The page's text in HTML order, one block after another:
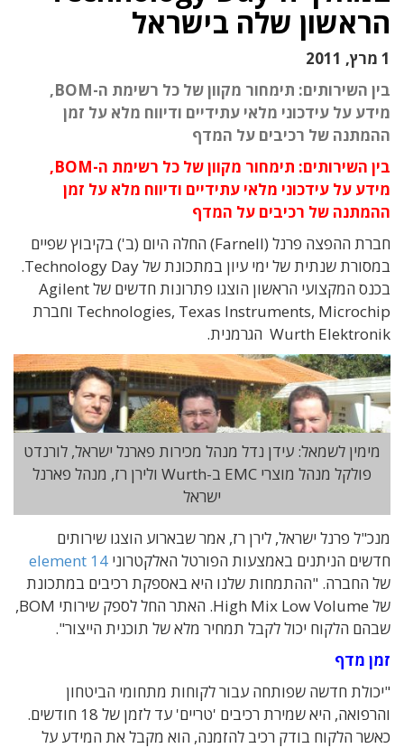
הראשון שלה בישראל
1 מרץ, 2011
בין השירותים: תימחור מקוון של כל רשימת ה-BOM,
מידע על עידכוני מלאי עתידיים ודיווח מלא על זמן
ההמתנה של רכיבים על המדף
בין השירותים: תימחור מקוון של כל רשימת ה-BOM,
מידע על עידכוני מלאי עתידיים ודיווח מלא על זמן
ההמתנה של רכיבים על המדף
חברת ההפצה פרנל (Farnell) החלה היום (ב') בקיבוץ שפיים
במסורת שנתית של ימי עיון במתכונת של Technology Day.
בכנס המקצועי הראשון הוצגו פתרונות חדשים של Agilent
Technologies, Texas Instruments, Microchip וחברת
Wurth Elektronik הגרמנית.
מימין לשמאל: עידן נדל מנהל מכירות פארנל ישראל, לורנדט
פולקל מנהל מוצרי EMC ב-Wurth ולירן רז, מנהל פארנל
ישראל
מנכ"ל פרנל ישראל, לירן רז, אמר שבארוע הוצגו שירותים
חדשים הניתנים באמצעות הפורטל האלקטרוני element 14
של החברה. "ההתמחות שלנו היא באספקת רכיבים במתכונת
של High Mix Low Volume. האתר החל לספק שירותי BOM,
שבהם הלקוח יכול לקבל תמחיר מלא של תוכנית הייצור".
זמן מדף
"יכולת חדשה שפותחה עבור לקוחות מתחומי הביטחון
והרפואה, היא שמירת רכיבים 'טריים' עד לזמן של 18 חודשים.
כאשר הלקוח בודק רכיב להזמנה, הוא מקבל את המידע על